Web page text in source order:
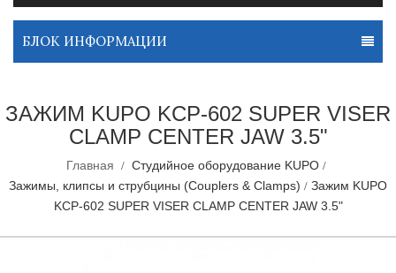
БЛОК ИНФОРМАЦИИ
ЗАЖИМ KUPO KCP-602 SUPER VISER
CLAMP CENTER JAW 3.5"
Главная
Студийное оборудование KUPO
Зажимы, клипсы и струбцины (Couplers & Clamps)
Зажим KUPO
KCP-602 SUPER VISER CLAMP CENTER JAW 3.5"